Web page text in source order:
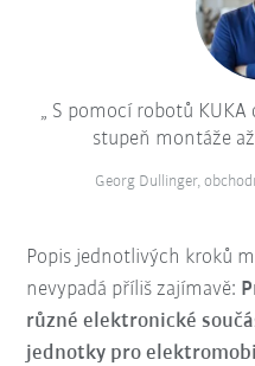
S pomocí robotů KUKA
stupeň montáže
Georg Dullinger,
Popis jednotlivých kroků
nevypadá příliš zajímavě:
různé elektronické
jednotky pro